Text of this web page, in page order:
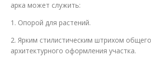
арка может служить:
1. Опорой для растений.
2. Ярким стилистическим штрихом общего
архитектурного оформления участка.